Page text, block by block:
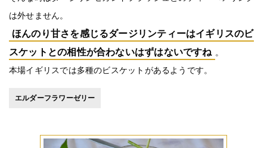
は外せません。
ほんのり甘さを感じるダージリンティーはイギリスのビ
スケットとの相性が合わないはずはないですね 。
本場イギリスでは多種のビスケットがあるようです。
エルダーフラワーゼリー